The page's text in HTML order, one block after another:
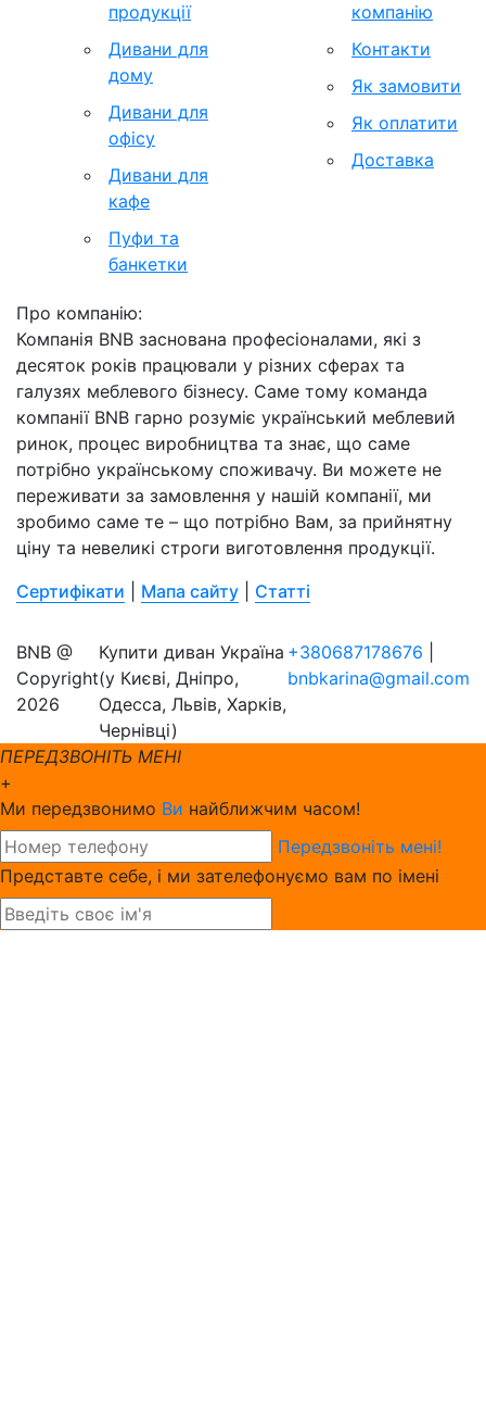
продукції
Дивани для
дому
Дивани для
офісу
Дивани для
кафе
Пуфи та
банкетки
компанію
Контакти
Як замовити
Як оплатити
Доставка
Про компанію:
Компанія BNB заснована професіоналами, які з
десяток років працювали у різних сферах та
галузях меблевого бізнесу. Саме тому команда
компанії BNB гарно розуміє український меблевий
ринок, процес виробництва та знає, що саме
потрібно українському споживачу. Ви можете не
переживати за замовлення у нашій компанії, ми
зробимо саме те – що потрібно Вам, за прийнятну
ціну та невеликі строги виготовлення продукції.
Сертифікати
Мапа сайту Статті
BNB @
Copyright
2026
Купити диван Україна
(у Києві, Дніпро,
Одесса, Львів, Харків,
Чернівці)
+380687178676
bnbkarina@gmail.com
ПЕРЕДЗВОНІТЬ МЕНІ
+
Ми передзвонимо Ви найближчим часом!
Передзвоніть мені!
Представте себе, і ми зателефонуємо вам по імені